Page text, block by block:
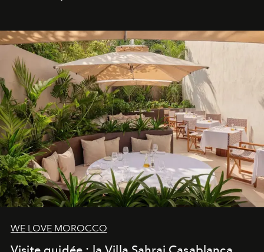
neuro-cosmétique, parcours thermal et studio dédié au
entièreté, entre science des émotions et rituels
reposants.
WE LOVE MOROCCO